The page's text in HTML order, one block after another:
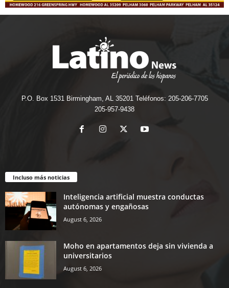
P.O. Box 1531 Birmingham, AL 35201 Teléfonos: 205-206-7705
205-957-9438
Incluso más noticias
Inteligencia artificial muestra conductas
autónomas y engañosas
August 6, 2026
Moho en apartamentos deja sin vivienda a
universitarios
August 6, 2026